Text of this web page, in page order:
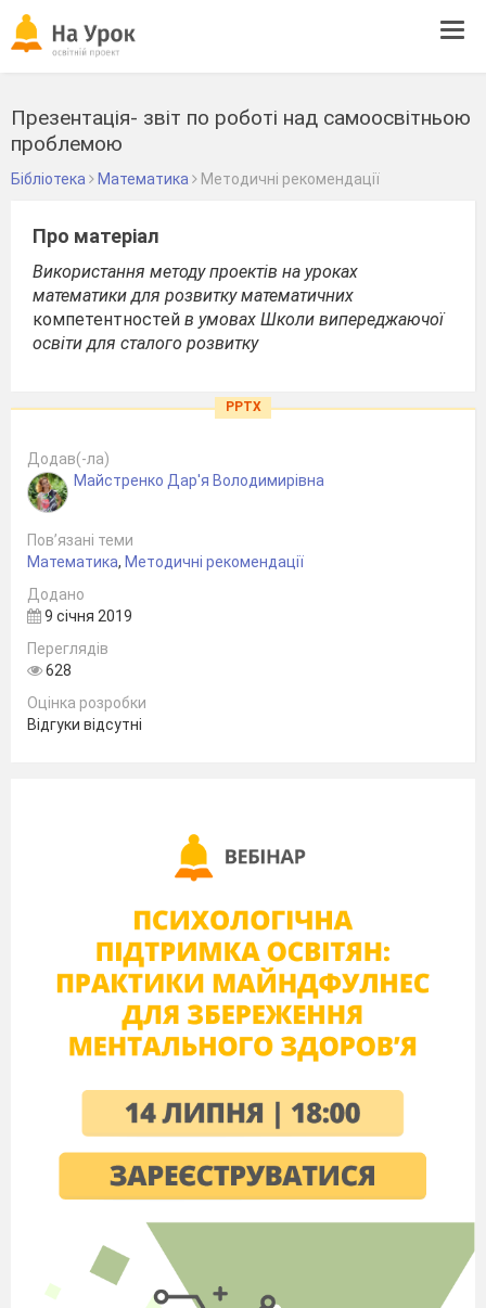
Презентація- звіт по роботі над самоосвітньою
проблемою
Бібліотека Математика Методичні рекомендації
Про матеріал
Використання методу проектів на уроках
математики для розвитку математичних
компетентностей в умовах Школи випереджаючої
освіти для сталого розвитку
PPTX
Додав(-ла)
Майстренко Дар'я Володимирiвна
Пов’язані теми
Математика, Методичні рекомендації
Додано
9 січня 2019
Переглядів
628
Оцінка розробки
Відгуки відсутні